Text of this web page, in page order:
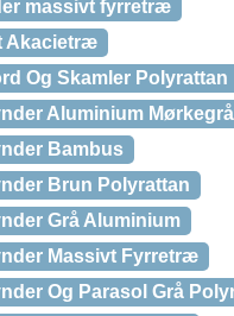
massivt fyrretræ
Akacietræ
Og Skamler Polyrattan
Aluminium Mørkegrå
Bambus
Brun Polyrattan
Grå Aluminium
Massivt Fyrretræ
Og Parasol Grå